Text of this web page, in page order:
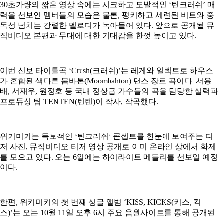
30초가량의 짧은 영상 속에는 시크하고 도발적인 ‘틴크러쉬 ’ 매
력을 선보인 멤버들의 모습은 물론, 펑키하고 세련된 비트와 중
독성 넘치는 강렬한 멜로디가 녹아들어 있다. 앞으로 공개될 뮤
직비디오 본편과 무대에 대한 기대감을 한껏 높이고 있다.
이번 신보 타이틀곡 ‘Crush(크러쉬 )’는 레게와 일렉트로 하우스
가 혼합된 색다른 뭄바톤(Moombahton) 댄스 장르 곡이다. 서용
배 , 서재우, 원정호 등 국내 정상급 가수들의 곡을 담당한 실력파
프로듀싱 팀 TENTEN(텐텐 )이 작사, 작곡했다.
위키미키는 독보적인 ‘틴크러쉬 ’ 콘셉트를 한눈에 보여주는 티
저 사진, 뮤직비디오 티저 영상 공개로 이미 온라인 상에서 화제
를 모으고 있다. 오는 6일에는 하이라이트 메들리를 선보일 예정
이다.
한편 , 위키미키의 첫 번째 싱글 앨범 ‘KISS, KICKS(키스, 킥
스)’는 오는 10월 11 일 오후 6시 주요 음원사이트를 통해 공개된